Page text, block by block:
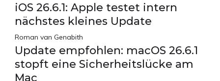
iOS 26.6.1: Apple testet intern
nächstes kleines Update
Roman van Genabith
Update empfohlen: macOS 26.6.1
stopft eine Sicherheitslücke am
Mac